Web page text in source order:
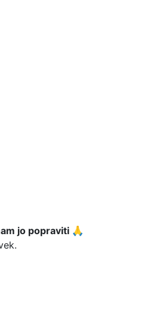
jo popraviti 🙏